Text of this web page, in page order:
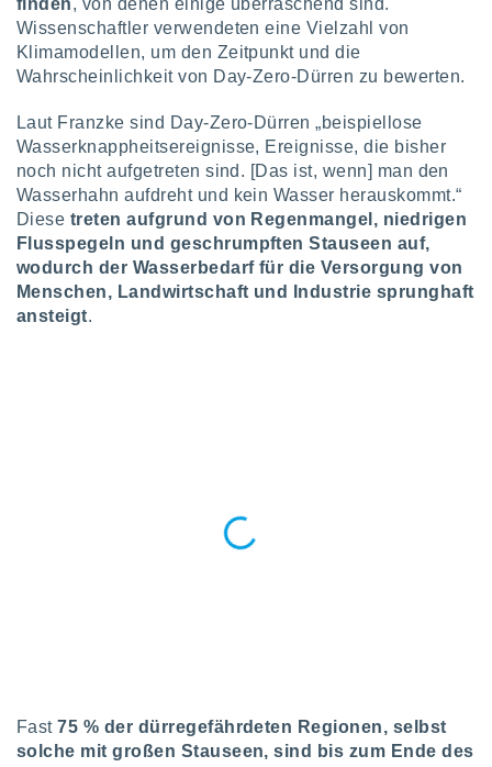
der
weiterhin
Sie
In
werden
dass wir
die für die
der
Sie
klicken.
finden, von denen einige überraschend sind.
Wissenschaftler verwendeten eine Vielzahl von
Klimamodellen, um den Zeitpunkt und die
Wahrscheinlichkeit von Day-Zero-Dürren zu bewerten.
Laut Franzke sind Day-Zero-Dürren „beispiellose
Wasserknappheitsereignisse, Ereignisse, die bisher
noch nicht aufgetreten sind. [Das ist, wenn] man den
Wasserhahn aufdreht und kein Wasser herauskommt.“
Diese treten aufgrund von Regenmangel, niedrigen
Flusspegeln und geschrumpften Stauseen auf,
wodurch der Wasserbedarf für die Versorgung von
Menschen, Landwirtschaft und Industrie sprunghaft
ansteigt.
Fast75 % der dürregefährdeten Regionen, selbst
solche mit großen Stauseen, sind bis zum Ende des